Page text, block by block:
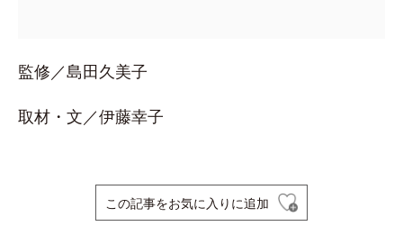
監修／島田久美子
取材・文／伊藤幸子
この記事をお気に入りに追加